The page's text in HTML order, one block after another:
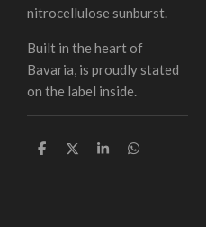
nitrocellulose sunburst.
Built in the heart of
Bavaria, is proudly stated
on the label inside.
S
S
S
S